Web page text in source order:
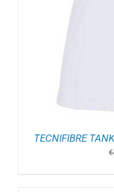
TECNIFIBRE
€